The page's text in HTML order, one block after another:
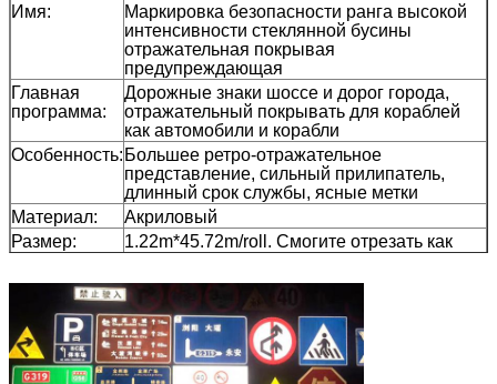
Имя:
Маркировка безопасности ранга высокой
интенсивности стеклянной бусины
отражательная покрывая
предупреждающая
Главная
программа:
Дорожные знаки шоссе и дорог города,
отражательный покрывать для кораблей
как автомобили и корабли
Особенность: Большее ретро-отражательное
представление, сильный прилипатель,
длинный срок службы, ясные метки
Материал:
Акриловый
Размер:
1.22m*45.72m/roll. Смогите отрезать как
Цвет:
Белый, желтый, красный, зеленый, голубой,
апельсин, черный
Упаковка:
1 крен был упакован в 1 коробке
Образец:
перевозка промежутка времени
свободного образца собирает